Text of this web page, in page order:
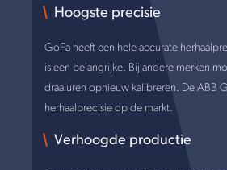
Hoogste precisie
GoFa heeft een hele accurate
is een belangrijke. Bij andere merken
draaiuren opnieuw kalibreren. De ABB
herhaalprecisie op de markt.
Verhoogde productie